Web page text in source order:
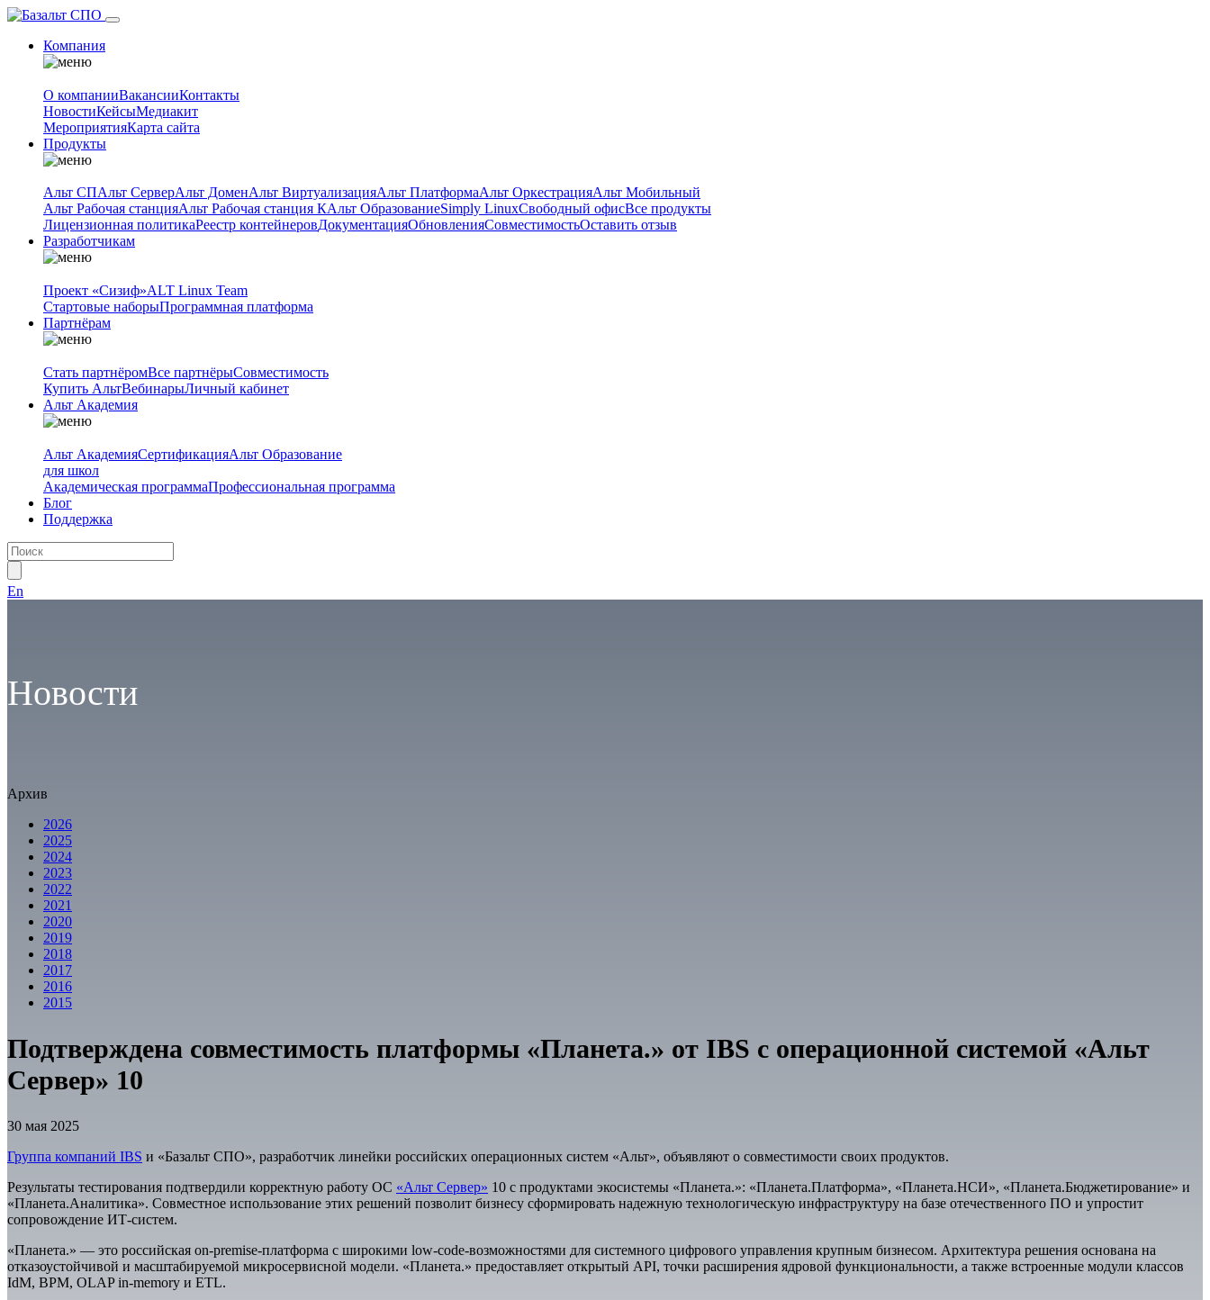
Компания
О компанииВакансииКонтакты
НовостиКейсыМедиакит
МероприятияКарта сайта
Продукты
Альт СПАльт СерверАльт ДоменАльт ВиртуализацияАльт ПлатформаАльт ОркестрацияАльт Мобильный
Альт Рабочая станцияАльт Рабочая станция КАльт ОбразованиеSimply LinuxСвободный офисВсе продукты
Лицензионная политикаРеестр контейнеровДокументацияОбновленияСовместимостьОставить отзыв
Разработчикам
Проект «Сизиф»ALT Linux Team
Стартовые наборыПрограммная платформа
Партнёрам
Стать партнёромВсе партнёрыСовместимость
Купить АльтВебинарыЛичный кабинет
Альт Академия
Альт АкадемияСертификацияАльт Образование
для школ
Академическая программаПрофессиональная программа
Блог
Поддержка
En
Новости
Архив
2026
2025
2024
2023
2022
2021
2020
2019
2018
2017
2016
2015
Подтверждена совместимость платформы «Планета.» от IBS с операционной системой «Альт
Сервер» 10
30 мая 2025
Группа компаний IBS и «Базальт СПО», разработчик линейки российских операционных систем «Альт», объявляют о совместимости своих продуктов.
Результаты тестирования подтвердили корректную работу ОС «Альт Сервер» 10 с продуктами экосистемы «Планета.»: «Планета.Платформа», «Планета.НСИ», «Планета.Бюджетирование» и
«Планета.Аналитика». Совместное использование этих решений позволит бизнесу сформировать надежную технологическую инфраструктуру на базе отечественного ПО и упростит
сопровождение ИТ-систем.
«Планета.» — это российская on-premise-платформа с широкими low-code-возможностями для системного цифрового управления крупным бизнесом. Архитектура решения основана на
отказоустойчивой и масштабируемой микросервисной модели. «Планета.» предоставляет открытый API, точки расширения ядровой функциональности, а также встроенные модули классов
IdM, BPM, OLAP in-memory и ETL.